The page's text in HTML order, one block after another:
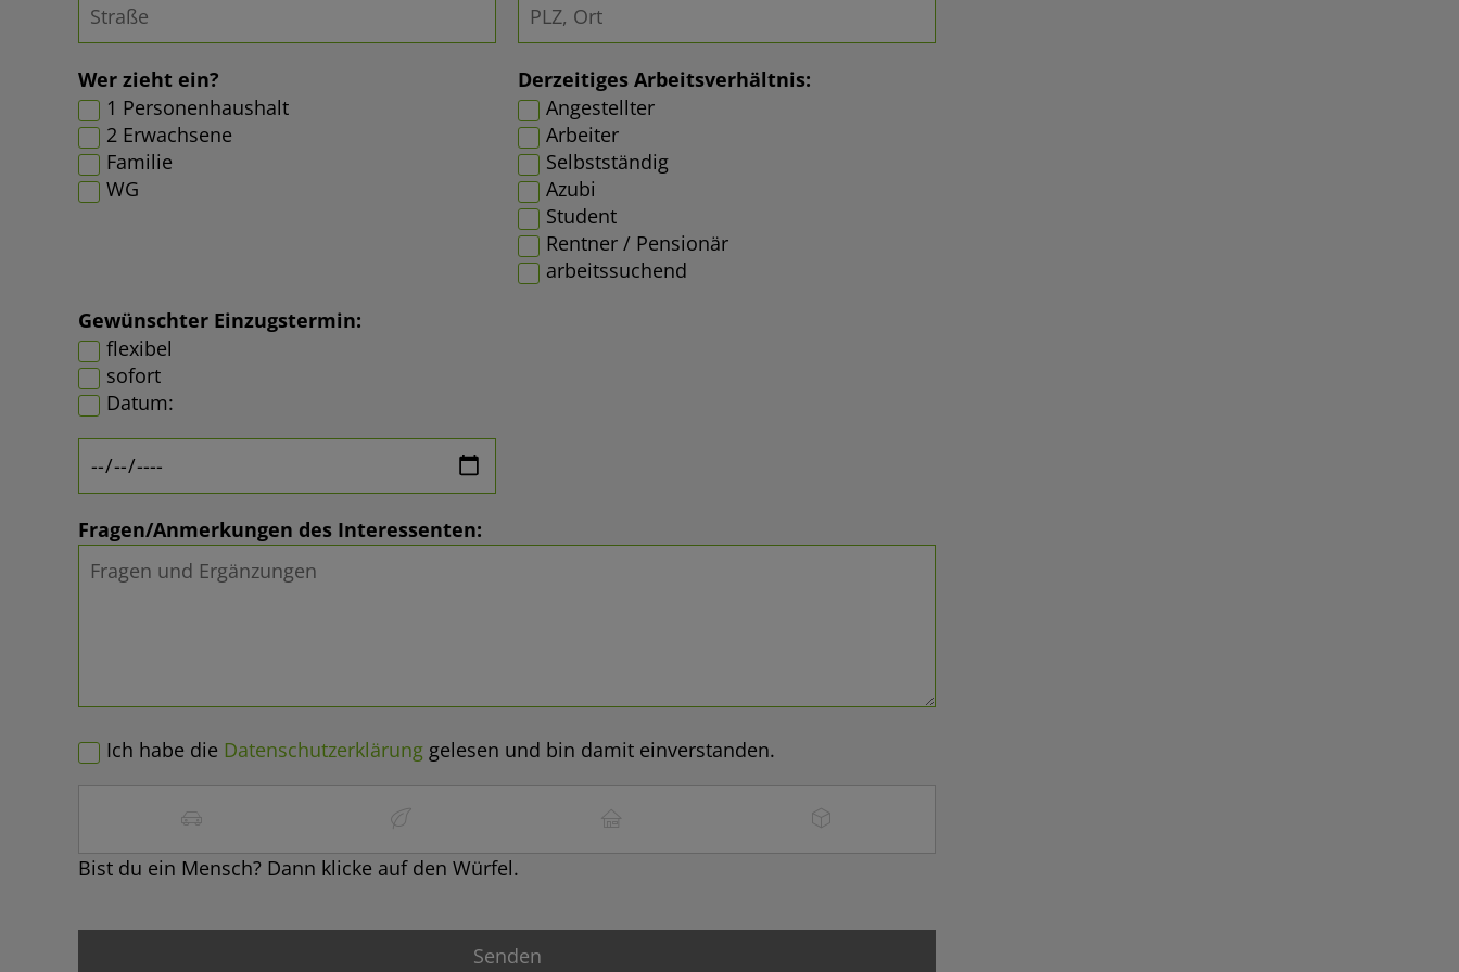
Wer zieht ein?
1 Personenhaushalt
2 Erwachsene
Familie
WG
Derzeitiges Arbeitsverhältnis:
Angestellter
Arbeiter
Selbstständig
Azubi
Student
Rentner / Pensionär
arbeitssuchend
Gewünschter Einzugstermin:
flexibel
sofort
Datum:
Fragen/Anmerkungen des Interessenten:
Ich habe die Datenschutzerklärung gelesen und bin damit einverstanden.
Bist du ein Mensch? Dann klicke auf den Würfel.